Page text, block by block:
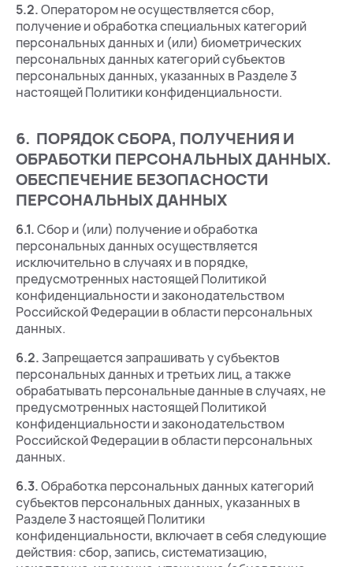
5.2.Оператором не осуществляется сбор,
получение и обработка специальных категорий
персональных данных и (или) биометрических
персональных данных категорий субъектов
персональных данных, указанных в Разделе 3
настоящей Политики конфиденциальности.
6. ПОРЯДОК СБОРА, ПОЛУЧЕНИЯ И
ОБРАБОТКИ ПЕРСОНАЛЬНЫХ ДАННЫХ.
ОБЕСПЕЧЕНИЕ БЕЗОПАСНОСТИ
ПЕРСОНАЛЬНЫХ ДАННЫХ
6.1.Сбор и (или) получение и обработка
персональных данных осуществляется
исключительно в случаях и в порядке,
предусмотренных настоящей Политикой
конфиденциальности и законодательством
Российской Федерации в области персональных
данных.
6.2.Запрещается запрашивать у субъектов
персональных данных и третьих лиц, а также
обрабатывать персональные данные в случаях, не
предусмотренных настоящей Политикой
конфиденциальности и законодательством
Российской Федерации в области персональных
данных.
6.3.Обработка персональных данных категорий
субъектов персональных данных, указанных в
Разделе 3 настоящей Политики
конфиденциальности, включает в себя следующие
действия: сбор, запись, систематизацию,